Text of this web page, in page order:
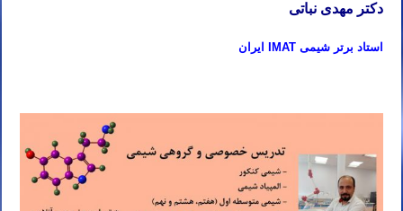
دکتر مهدی نباتی
استاد برتر شیمی IMAT ایران